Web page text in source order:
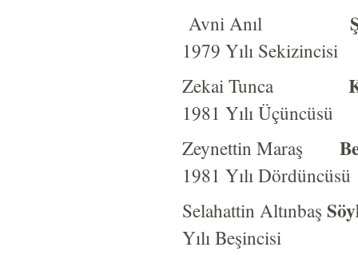
Avni Anıl
1979 Yılı Sekizincisi
Zekai Tunca
1981 Yılı Üçüncüsü
Zeynettin Maraş
1981 Yılı Dördüncüsü
Selahattin Altınbaş
Yılı Beşincisi